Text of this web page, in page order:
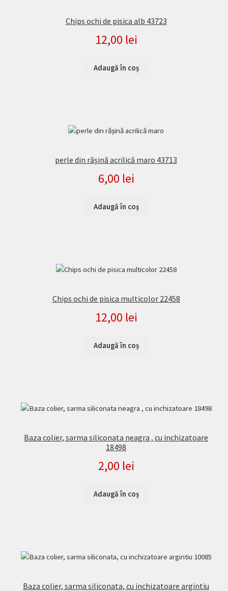
Chips ochi de pisica alb 43723
12,00 lei
Adaugă în coș
perle din rășină acrilică maro 43713
6,00 lei
Adaugă în coș
Chips ochi de pisica multicolor 22458
12,00 lei
Adaugă în coș
Baza colier, sarma siliconata neagra , cu inchizatoare
18498
2,00 lei
Adaugă în coș
Baza colier, sarma siliconata, cu inchizatoare argintiu